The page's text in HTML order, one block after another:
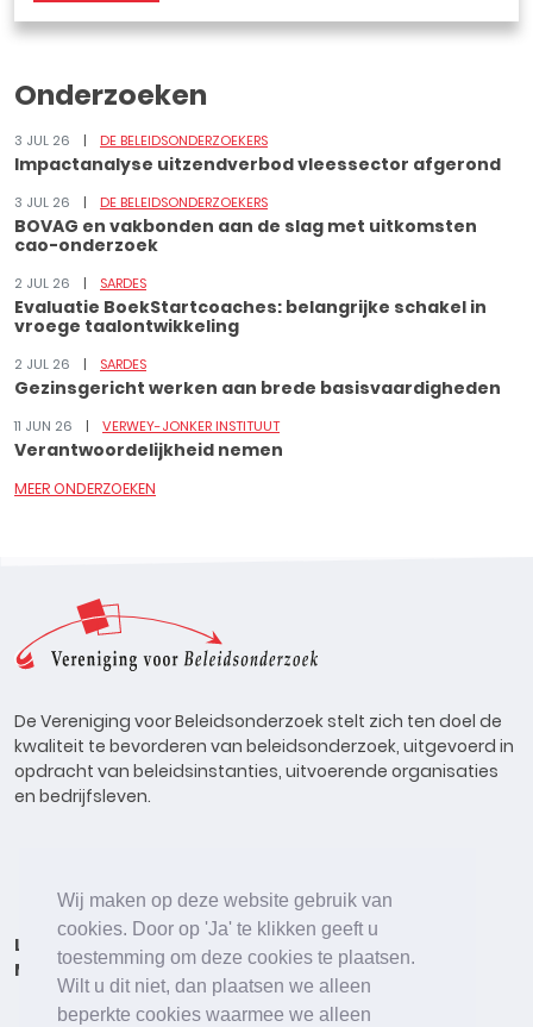
Wij maken op deze website gebruik van
cookies. Door op 'Ja' te klikken geeft u
toestemming om deze cookies te plaatsen.
Wilt u dit niet, dan plaatsen we alleen
beperkte cookies waarmee we alleen
Onderzoeken
3 JUL 26 DE BELEIDSONDERZOEKERS
Impactanalyse uitzendverbod vleessector afgerond
3 JUL 26 DE BELEIDSONDERZOEKERS
BOVAG en vakbonden aan de slag met uitkomsten
cao-onderzoek
2 JUL 26 SARDES
Evaluatie BoekStartcoaches: belangrijke schakel in
vroege taalontwikkeling
2 JUL 26 SARDES
Gezinsgericht werken aan brede basisvaardigheden
11 JUN 26 VERWEY-JONKER INSTITUUT
Verantwoordelijkheid nemen
MEER ONDERZOEKEN
De Vereniging voor Beleidsonderzoek stelt zich ten doel de
kwaliteit te bevorderen van beleidsonderzoek, uitgevoerd in
opdracht van beleidsinstanties, uitvoerende organisaties
en bedrijfsleven.
Lid worden Onderzoeken Agenda
Vacatures
Meldpunt Beleidsonderzoek Online